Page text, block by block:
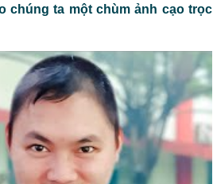
chúng ta một chùm ảnh cạo trọc